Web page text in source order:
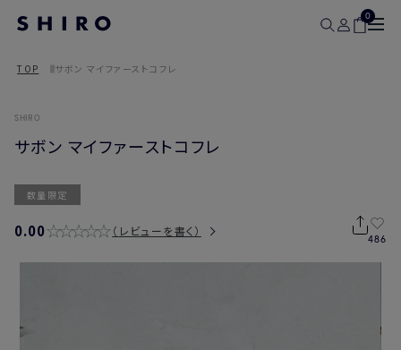
0
TOP サボン マイファーストコフレ
SHIRO
サボン マイファーストコフレ
数量限定
0.00 レビューを書く
486